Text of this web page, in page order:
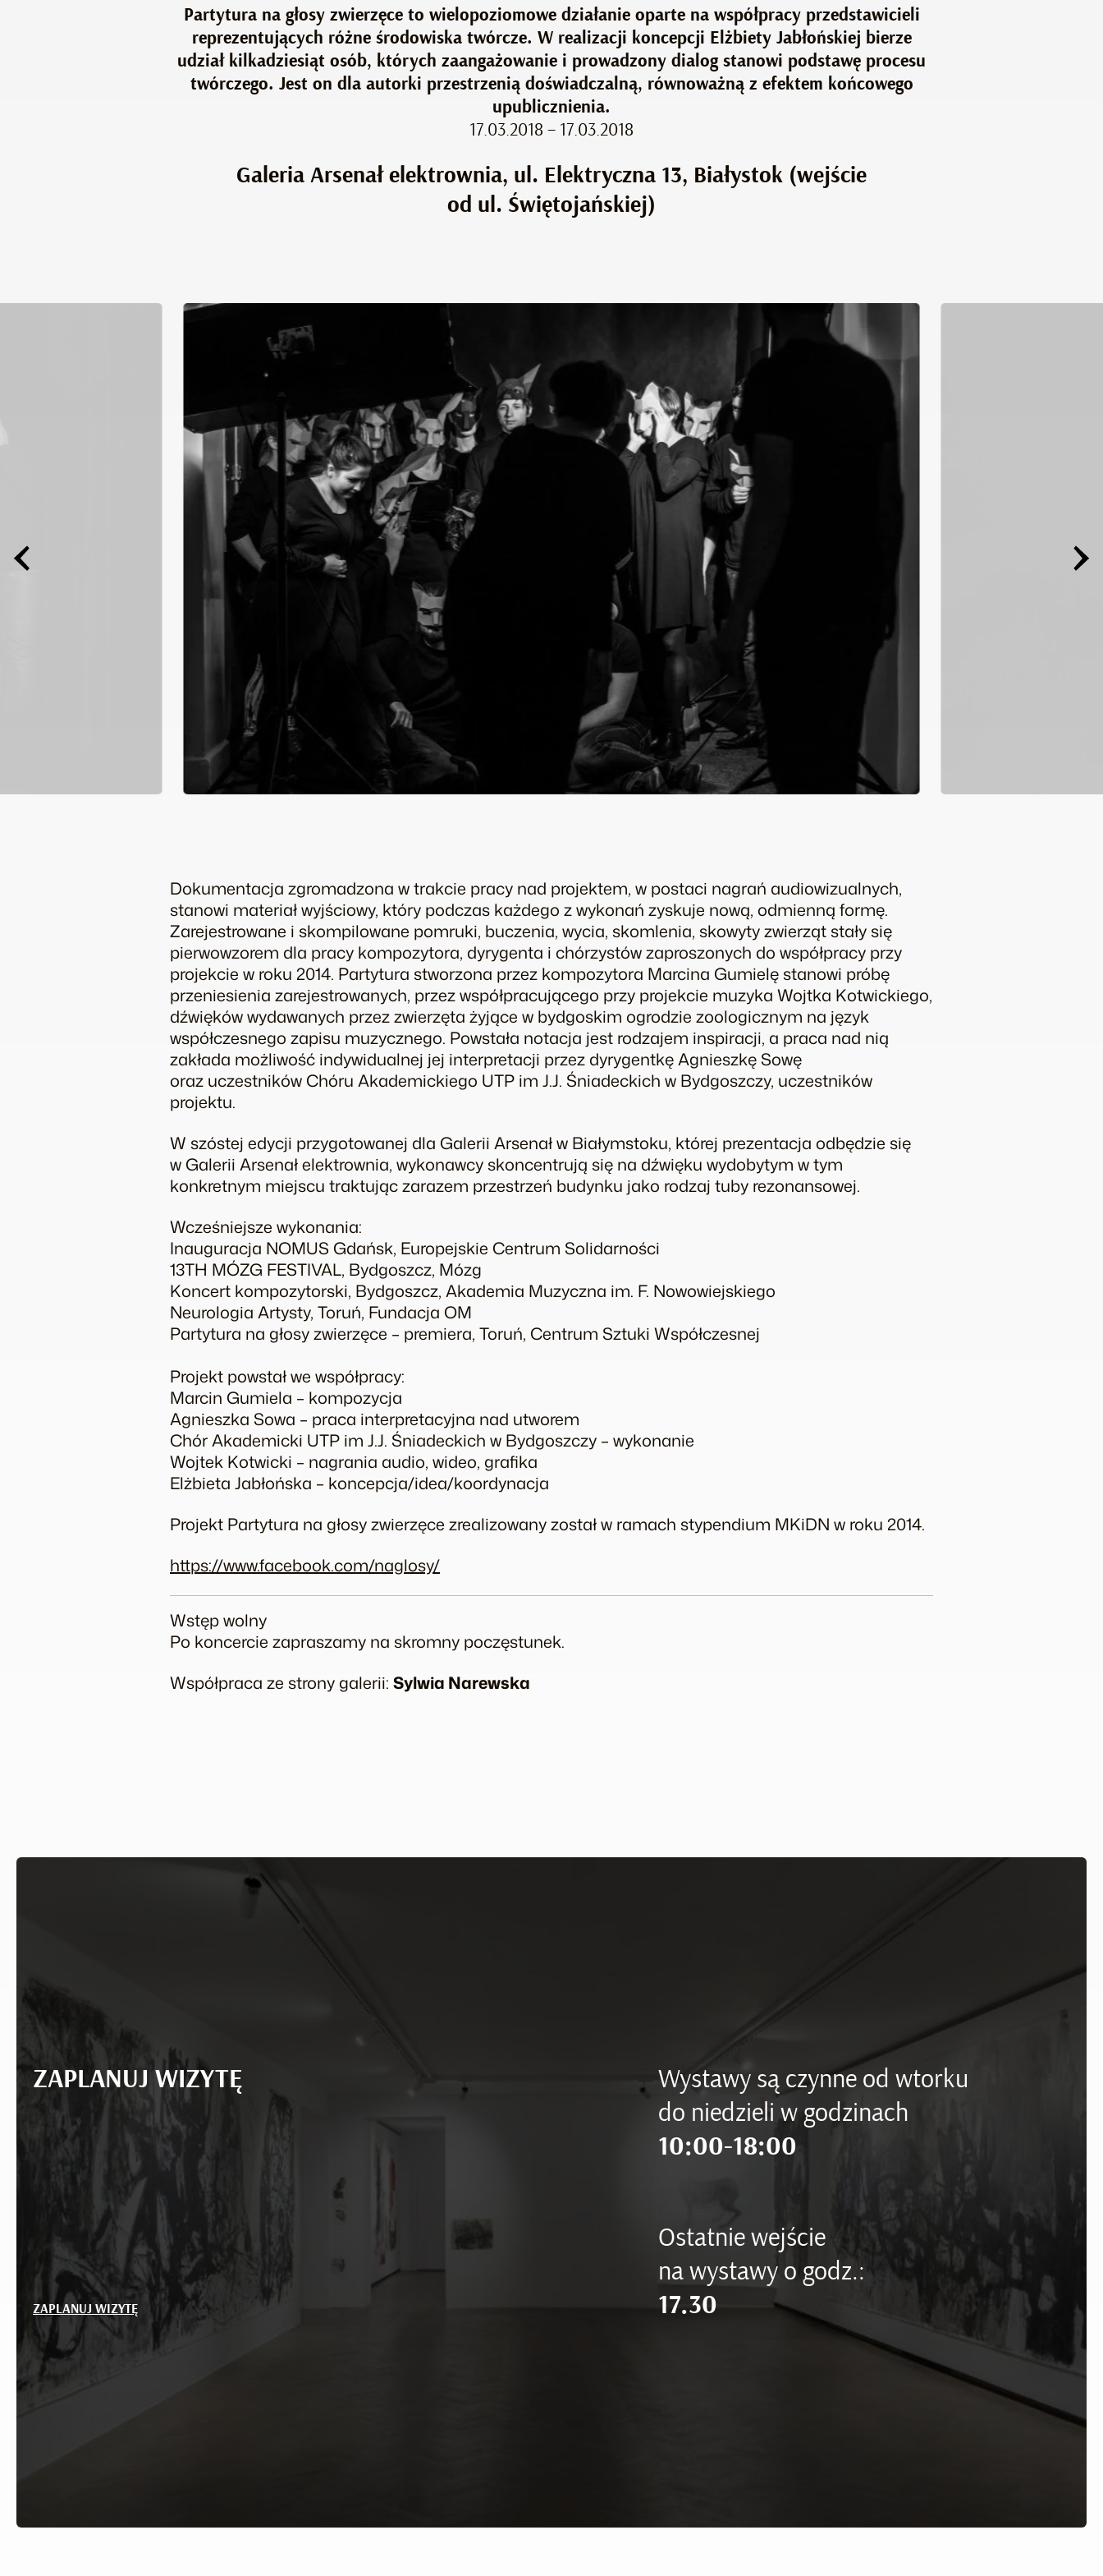
Partytura na głosy zwierzęce to wielopoziomowe działanie oparte na współpracy przedstawicieli
reprezentujących różne środowiska twórcze. W realizacji koncepcji Elżbiety Jabłońskiej bierze
udział kilkadziesiąt osób, których zaangażowanie i prowadzony dialog stanowi podstawę procesu
twórczego. Jest on dla autorki przestrzenią doświadczalną, równoważną z efektem końcowego
upublicznienia.
17.03.2018 – 17.03.2018
Galeria Arsenał elektrownia, ul. Elektryczna 13, Białystok (wejście
od ul. Świętojańskiej)
Dokumentacja zgromadzona w trakcie pracy nad projektem, w postaci nagrań audiowizualnych,
stanowi materiał wyjściowy, który podczas każdego z wykonań zyskuje nową, odmienną formę.
Zarejestrowane i skompilowane pomruki, buczenia, wycia, skomlenia, skowyty zwierząt stały się
pierwowzorem dla pracy kompozytora, dyrygenta i chórzystów zaproszonych do współpracy przy
projekcie w roku 2014. Partytura stworzona przez kompozytora Marcina Gumielę stanowi próbę
przeniesienia zarejestrowanych, przez współpracującego przy projekcie muzyka Wojtka Kotwickiego,
dźwięków wydawanych przez zwierzęta żyjące w bydgoskim ogrodzie zoologicznym na język
współczesnego zapisu muzycznego. Powstała notacja jest rodzajem inspiracji, a praca nad nią
zakłada możliwość indywidualnej jej interpretacji przez dyrygentkę Agnieszkę Sowę
oraz uczestników Chóru Akademickiego UTP im J.J. Śniadeckich w Bydgoszczy, uczestników
projektu.
W szóstej edycji przygotowanej dla Galerii Arsenał w Białymstoku, której prezentacja odbędzie się
w Galerii Arsenał elektrownia, wykonawcy skoncentrują się na dźwięku wydobytym w tym
konkretnym miejscu traktując zarazem przestrzeń budynku jako rodzaj tuby rezonansowej.
Wcześniejsze wykonania:
Inauguracja NOMUS Gdańsk, Europejskie Centrum Solidarności
13TH MÓZG FESTIVAL, Bydgoszcz, Mózg
Koncert kompozytorski, Bydgoszcz, Akademia Muzyczna im. F. Nowowiejskiego
Neurologia Artysty, Toruń, Fundacja OM
Partytura na głosy zwierzęce – premiera, Toruń, Centrum Sztuki Współczesnej
Projekt powstał we współpracy:
Marcin Gumiela – kompozycja
Agnieszka Sowa – praca interpretacyjna nad utworem
Chór Akademicki UTP im J.J. Śniadeckich w Bydgoszczy – wykonanie
Wojtek Kotwicki – nagrania audio, wideo, grafika
Elżbieta Jabłońska – koncepcja/idea/koordynacja
Projekt Partytura na głosy zwierzęce zrealizowany został w ramach stypendium MKiDN w roku 2014.
https://www.facebook.com/naglosy/
Wstęp wolny
Po koncercie zapraszamy na skromny poczęstunek.
Współpraca ze strony galerii: Sylwia Narewska
ZAPLANUJ WIZYTĘ
Wystawy są czynne od wtorku
do niedzieli w godzinach
10:00-18:00
Ostatnie wejście
na wystawy o godz.:
17.30
ZAPLANUJ WIZYTĘ